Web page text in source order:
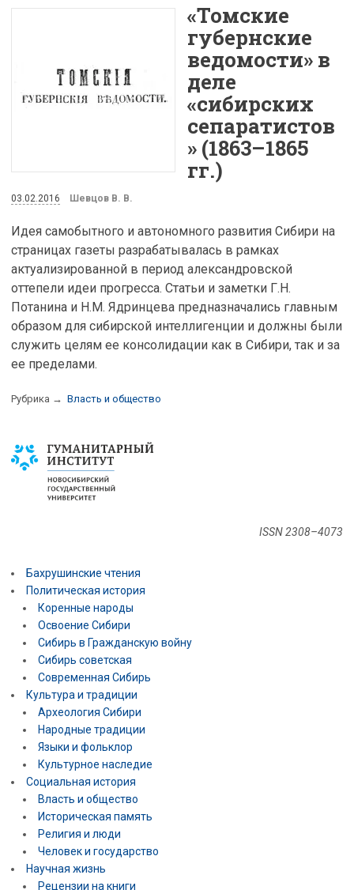
«Томские
губернские
ведомости» в
деле
«сибирских
сепаратистов
» (1863–1865
гг.)
03.02.2016 Шевцов В. В.
Идея самобытного и автономного развития Сибири на
страницах газеты разрабатывалась в рамках
актуализированной в период александровской
оттепели идеи прогресса. Статьи и заметки Г.Н.
Потанина и Н.М. Ядринцева предназначались главным
образом для сибирской интеллигенции и должны были
служить целям ее консолидации как в Сибири, так и за
ее пределами.
Рубрика → Власть и общество
ISSN 2308–4073
Бахрушинские чтения
Политическая история
Коренные народы
Освоение Сибири
Сибирь в Гражданскую войну
Сибирь советская
Современная Сибирь
Культура и традиции
Археология Сибири
Народные традиции
Языки и фольклор
Культурное наследие
Социальная история
Власть и общество
Историческая память
Религия и люди
Человек и государство
Научная жизнь
Рецензии на книги